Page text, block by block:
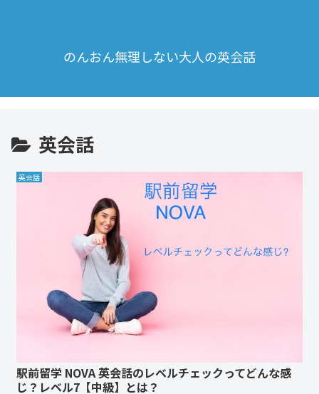
のんおん無理しない大人の英会話
英会話
英会話
駅前留学 NOVA 英会話のレベルチェックってどんな感
じ？レベル7【中級】とは？